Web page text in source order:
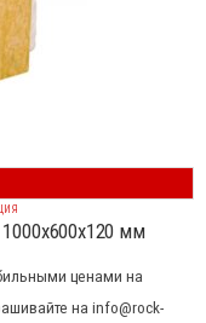
мм
ценами на
на info@rock-